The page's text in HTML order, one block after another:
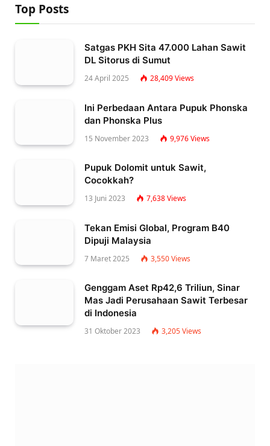
Top Posts
Satgas PKH Sita 47.000 Lahan Sawit
DL Sitorus di Sumut
24 April 2025 28,409Views
Ini Perbedaan Antara Pupuk Phonska
dan Phonska Plus
15 November 2023 9,976Views
Pupuk Dolomit untuk Sawit,
Cocokkah?
13 Juni 2023 7,638Views
Tekan Emisi Global, Program B40
Dipuji Malaysia
7 Maret 2025 3,550Views
Genggam Aset Rp42,6 Triliun, Sinar
Mas Jadi Perusahaan Sawit Terbesar
di Indonesia
31 Oktober 2023 3,205Views